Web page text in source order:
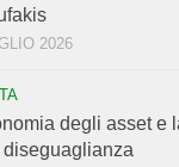
2026
degli asset e